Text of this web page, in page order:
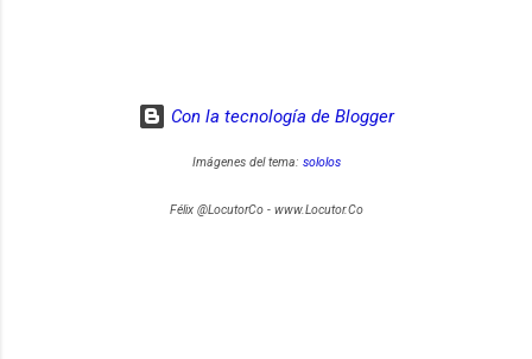
Con la tecnología de Blogger
Imágenes del tema: sololos
Félix @LocutorCo - www.Locutor.Co